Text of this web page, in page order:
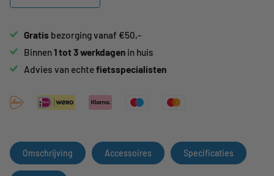
Gratis bezorging vanaf €50,-
Binnen1 tot 3 werkdagen in huis
Advies van echtefietsspecialisten
Omschrijving Accessoires Specificaties